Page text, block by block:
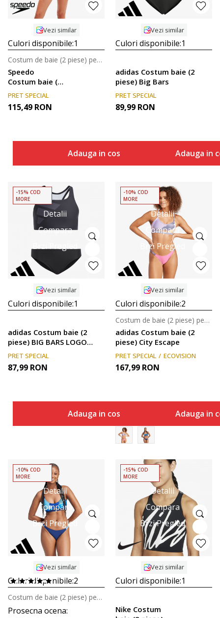
Vezi similar
Culori disponibile:1
Speedo
Costum baie (2
piese) Banded
Costum de baie (2 piese) pentru femei
PRET SPECIAL
115,49 RON
Adauga in cos
Vezi similar
Culori disponibile:1
adidas Costum baie (2
piese) Big Bars
PRET SPECIAL
89,99 RON
Adauga in
Detalii
Compara
Brzi Pregled
-15% COD
MORE
Vezi similar
Culori disponibile:1
adidas Costum baie (2
piese) BIG BARS LOGO
BIKINI
PRET SPECIAL
87,99 RON
Adauga in cos
Detalii
Compara
Brzi Pregled
-10% COD
MORE
Vezi similar
Culori disponibile:2
adidas Costum baie (2
piese) City Escape
Costum de baie (2 piese) pentru femei
PRET SPECIAL ECOVISION
167,99 RON
Adauga in
Detalii
Compara
Brzi Pregled
-10% COD
MORE
Vezi similar
Culori disponibile:2
Prosecna ocena:
Costum de baie (2 piese) pentru femei
Detalii
Compara
Brzi Pregled
-15% COD
MORE
Vezi similar
Culori disponibile:1
Nike Costum